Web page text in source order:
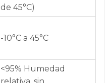
de 45°C)
-10°C a 45°C
<95% Humedad